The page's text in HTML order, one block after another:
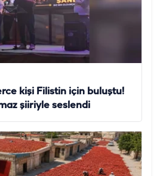
kişi Filistin için buluştu!
şiiriyle seslendi